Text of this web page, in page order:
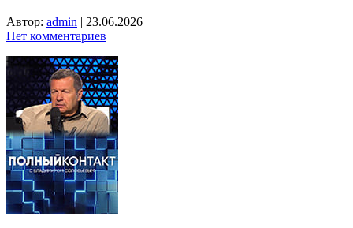
Автор: admin | 23.06.2026
Нет комментариев